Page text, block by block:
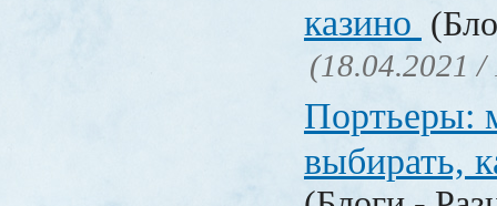
казино
(18.04.2021 /
Портьеры:
выбирать,